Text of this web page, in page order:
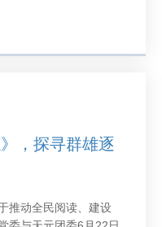
，探寻群雄逐
推动全民阅读、建设